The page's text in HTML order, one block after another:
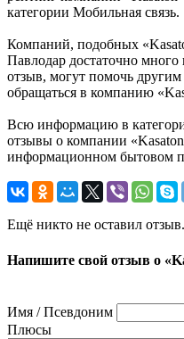
категории Мобильная связь.
Компаний, подобных
Павлодар достаточно
отзыв, могут помочь
обращаться в компанию
Всю информацию в
отзывы о компании
информационном бытовом
Ещё никто не оставил отзыв.
Напишите свой отзыв о
Имя / Псевдоним
Плюсы